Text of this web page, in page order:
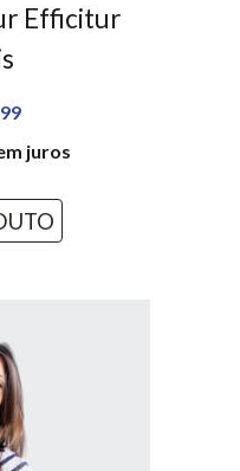
Efficitur
,99
juros